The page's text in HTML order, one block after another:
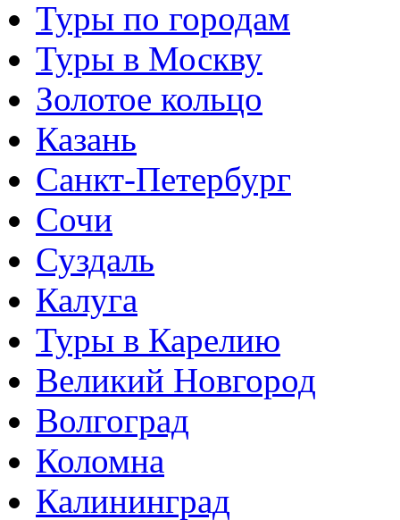
Туры по городам
Туры в Москву
Золотое кольцо
Казань
Санкт-Петербург
Сочи
Суздаль
Калуга
Туры в Карелию
Великий Новгород
Волгоград
Коломна
Калининград